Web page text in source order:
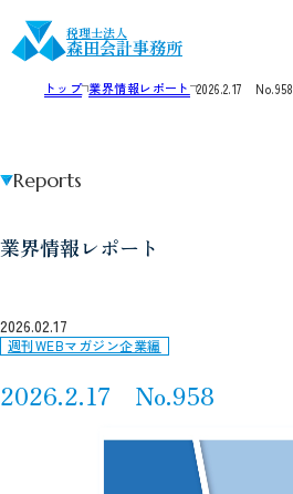
税理士法人
森田会計事務所
トップ 業界情報レポート 2026.2.17 No.958
業界情報レポート
Reports
2026.02.17
週刊WEBマガジン企業編
2026.2.17 No.958